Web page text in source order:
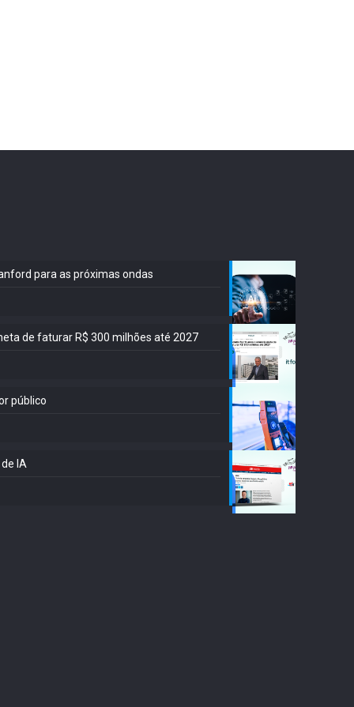
para as próximas ondas
de faturar R$ 300 milhões até 2027
público
IA